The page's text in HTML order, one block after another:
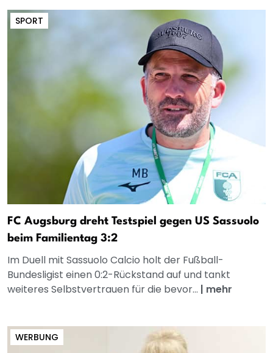
SPORT
FC Augsburg dreht Testspiel gegen US Sassuolo
beim Familientag 3:2
Im Duell mit Sassuolo Calcio holt der Fußball-
Bundesligist einen 0:2-Rückstand auf und tankt
weiteres Selbstvertrauen für die bevor... | mehr
WERBUNG